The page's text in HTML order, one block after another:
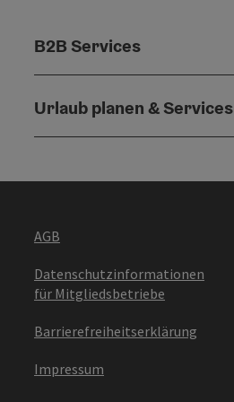
B2B Services
Urlaub planen & Services
AGB
Datenschutzinformationen
für Mitgliedsbetriebe
Barrierefreiheitserklärung
Impressum